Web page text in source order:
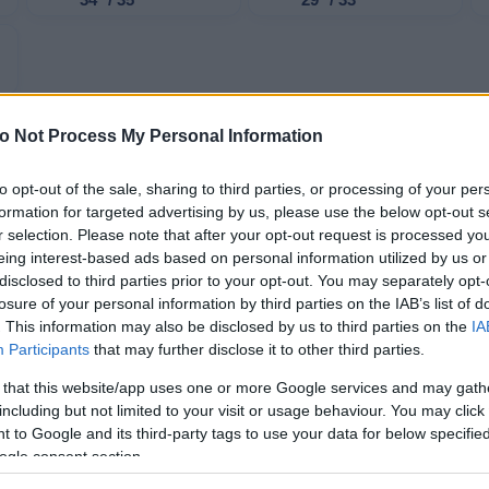
Not Process My Personal Information
opt-out of the sale, sharing to third parties, or processing of your
for targeted advertising by us, please use the below opt-out
selection. Please note that after your opt-out request is processed
interest-based ads based on personal information utilized by us
to third parties prior to your opt-out. You may separately
of your personal information by third parties on the IAB’s list of
This information may also be disclosed by us to third parties on the
Participants that may further disclose it to other third parties.
that this website/app uses one or more Google services and may
but not limited to your visit or usage behaviour. You may
to Google and its third-party tags to use your data for below
consent section.
22°
2 bf
Ανατολικός-νοτιοανατολικός
Λεπτομέρειες
21°
2 bf
Ανατολικός-νοτιοανατολικός
Λεπτομέρειες
23°
Ανατολικός-νοτιοανατολικός
Λεπτομέρειες
1 bf
Λεπτομέρειες